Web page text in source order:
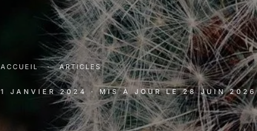
ACCUEIL · ARTICLES
1 JANVIER 2024 · MIS À JOUR LE28 JUIN 2026